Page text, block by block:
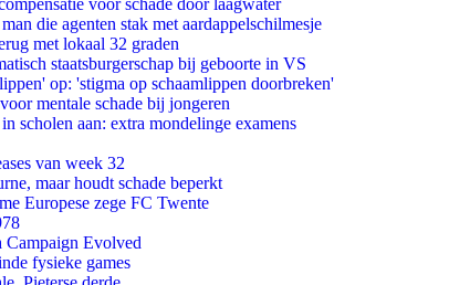
voor schade door laagwater
die agenten stak met aardappelschilmesje
met lokaal 32 graden
staatsburgerschap bij geboorte in VS
op: 'stigma op schaamlippen doorbreken'
mentale schade bij jongeren
scholen aan: extra mondelinge examens
van week 32
maar houdt schade beperkt
Europese zege FC Twente
Campaign Evolved
fysieke games